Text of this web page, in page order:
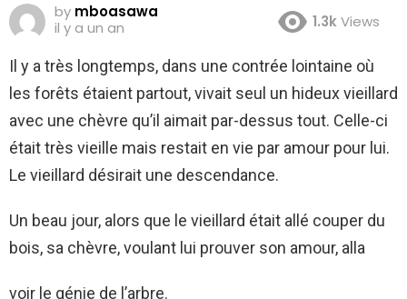
by mboasawa
il y a un an
1.3kViews
Il y a très longtemps, dans une contrée lointaine où
les forêts étaient partout, vivait seul un hideux vieillard
avec une chèvre qu’il aimait par-dessus tout. Celle-ci
était très vieille mais restait en vie par amour pour lui.
Le vieillard désirait une descendance.
Un beau jour, alors que le vieillard était allé couper du
bois, sa chèvre, voulant lui prouver son amour, alla
voir le génie de l’arbre.